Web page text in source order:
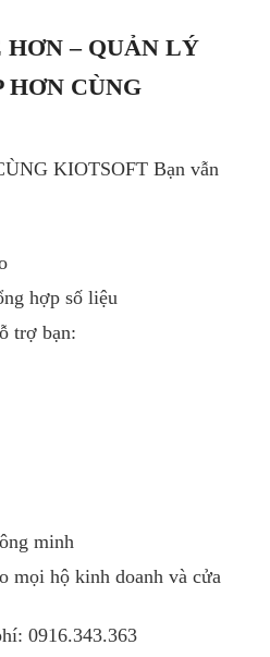
HƠN – QUẢN LÝ
HƠN CÙNG
KIOTSOFT Bạn vẫn
hợp số liệu
trợ bạn:
minh
mọi hộ kinh doanh và cửa
0916.343.363